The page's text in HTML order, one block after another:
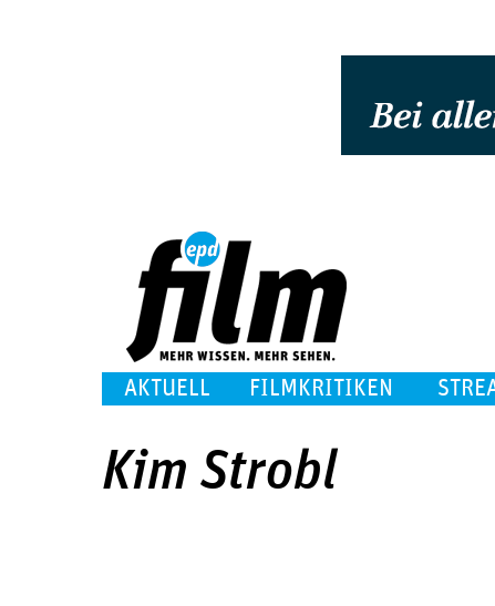
AKTUELL FILMKRITIKEN
Kim Strobl